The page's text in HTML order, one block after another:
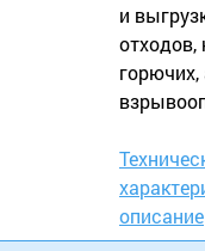
и
описание